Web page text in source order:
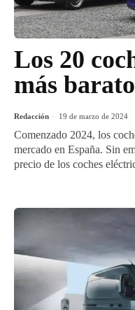
Los 20
más
Redacción - 19 de marzo de 2024
Comenzado 2024, los
mercado en España. Sin
precio de los coches